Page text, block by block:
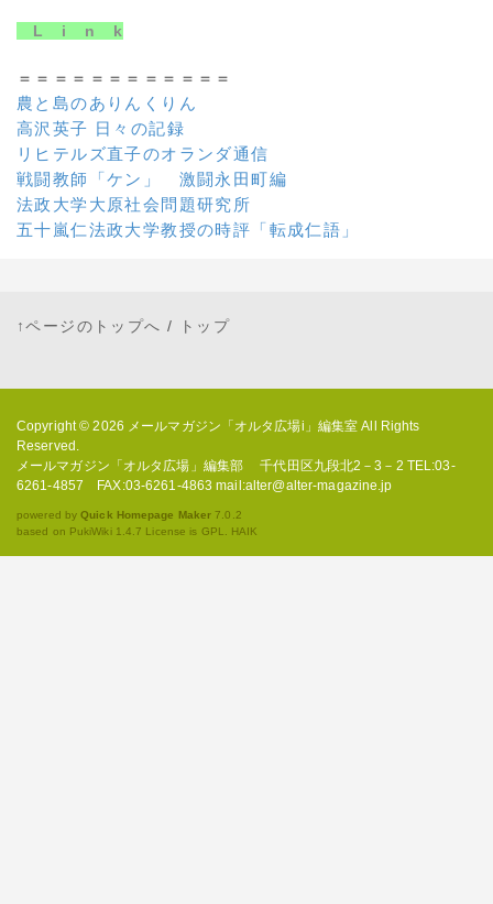
L i n k
＝＝＝＝＝＝＝＝＝＝＝＝
農と島のありんくりん
高沢英子 日々の記録
リヒテルズ直子のオランダ通信
戦闘教師「ケン」 激闘永田町編
法政大学大原社会問題研究所
五十嵐仁法政大学教授の時評「転成仁語」
↑ページのトップへ / トップ
Copyright © 2026 メールマガジン「オルタ広場i」編集室 All Rights
Reserved.
メールマガジン「オルタ広場」編集部 千代田区九段北2－3－2 TEL:03-
6261-4857 FAX:03-6261-4863 mail:alter@alter-magazine.jp
powered byQuick Homepage Maker 7.0.2
based on PukiWiki 1.4.7 License is GPL. HAIK